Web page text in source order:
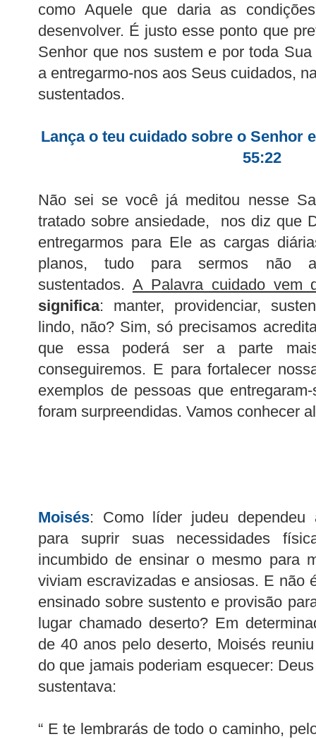
como Aquele que daria as
desenvolver. É justo esse ponto que
Senhor que nos sustem e por toda
a entregarmo-nos aos Seus cuidados,
sustentados.
Lança o teu cuidado sobre o Senhor
55:22
Não sei se você já meditou nesse
tratado sobre ansiedade, nos diz que
entregarmos para Ele as cargas
planos, tudo para sermos não
sustentados. A Palavra cuidado vem
significa: manter, providenciar,
lindo, não? Sim, só precisamos
que essa poderá ser a parte
conseguiremos. E para fortalecer
exemplos de pessoas que
foram surpreendidas. Vamos conhecer
Moisés: Como líder judeu dependeu
para suprir suas necessidades
incumbido de ensinar o mesmo para
viviam escravizadas e ansiosas. E não
ensinado sobre sustento e provisão
lugar chamado deserto? Em
de 40 anos pelo deserto, Moisés
do que jamais poderiam esquecer:
sustentava:
“ E te lembrarás de todo o caminho,